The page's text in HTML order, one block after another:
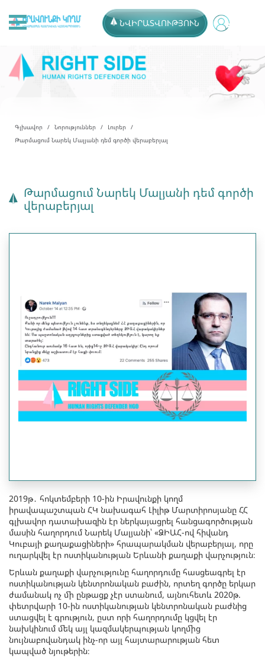
ՆՎԻՐԱՏՎՈՒԹՅՈՒՆ
Գլխավոր Նորություններ
Լուրեր
Թարմացում Նարեկ Մալյանի դեմ գործի վերաբերյալ
Թարմացում Նարեկ Մալյանի դեմ գործի
վերաբերյալ
2019թ․ հոկտեմբերի 10-ին Իրավունքի կողմ
իրավապաշտպան ՀԿ նախագահ Լիլիթ Մարտիրոսյանը ՀՀ
գլխավոր դատախազին էր ներկայացրել հանցագործության
մասին հաղորդում Նարեկ Մալյանի՝ «ՁԻԱՀ-ով հիվանդ
Կուբայի քաղաքացիների» հրապարակման վերաբերյալ, որը
ուղարկվել էր ոստիկանության Երևանի քաղաքի վարչություն։
Երևան քաղաքի վարչությունը հաղորդումը հասցեագրել էր
ոստիկանության կենտրոնական բաժին, որտեղ գործը երկար
ժամանակ ոչ մի ընթացք չէր ստանում, այնուհետև 2020թ.
փետրվարի 10-ին ոստիկանության կենտրոնական բաժնից
ստացվել է գրություն, ըստ որի հաղորդումը կցվել էր
նախկինում մեկ այլ կազմակերպության կողմից
նույնաբովանդակ ինչ-որ այլ հայտարարության հետ
կապված նյութերին։